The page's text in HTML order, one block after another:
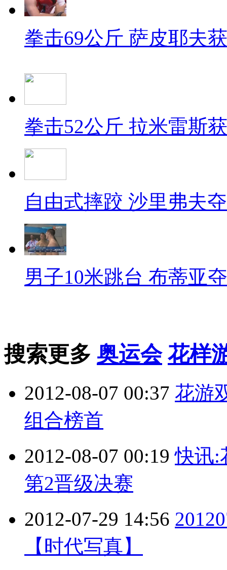
拳击69公斤 萨皮耶夫
拳击52公斤 拉米雷斯
自由式摔跤 沙里弗夫
男子10米跳台 布蒂亚
搜索更多 奥运会 花样
2012-08-07 00:37 花游
组合榜首
2012-08-07 00:19 快讯:
第2晋级决赛
2012-07-29 14:56
【时代写真】